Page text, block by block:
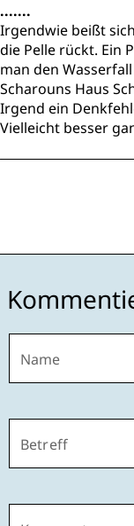
.......
Irgendwie beißt
die Pelle rückt. Ein
man den
Scharouns Haus
Irgend ein
Vielleicht besser
Name
Betreff